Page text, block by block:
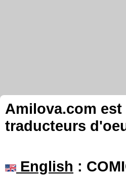
Amilova.com
traducteurs
English :